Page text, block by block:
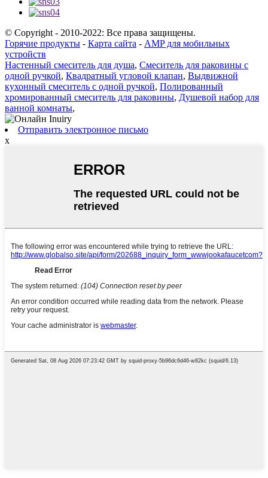
© Copyright - 2010-2022: Все права защищены.
Горячие продукты - Карта сайта - AMP для мобильных
устройств
Настенный смеситель для душа, Смеситель для раковины с
одной ручкой, Квадратный угловой клапан, Выдвижной
кухонный смеситель с одной ручкой, Полированный
хромированный смеситель для раковины, Душевой набор для
ванной комнаты,
Отправить электронное письмо
x